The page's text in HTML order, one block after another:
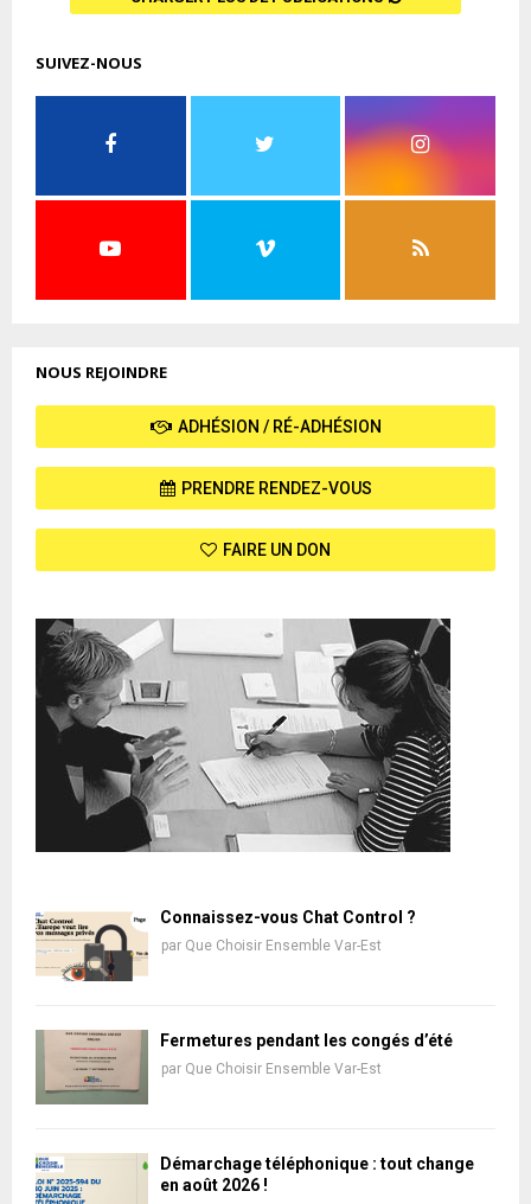
SUIVEZ-NOUS
NOUS REJOINDRE
ADHÉSION / RÉ-ADHÉSION
PRENDRE RENDEZ-VOUS
FAIRE UN DON
Connaissez-vous Chat Control ?
par Que Choisir Ensemble Var-Est
Fermetures pendant les congés d’été
par Que Choisir Ensemble Var-Est
Démarchage téléphonique : tout change
en août 2026 !